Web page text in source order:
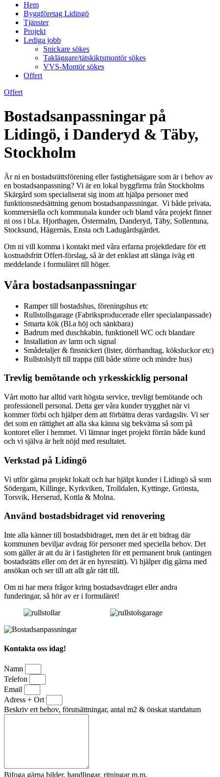
Hem
Byggföretag Lidingö
Tjänster
Projekt
Lediga jobb
Snickare sökes
Takläggare/tätskiktsmontör sökes
VVS-Montör sökes
Offert
Offert
Bostadsanpassningar på
Lidingö, i Danderyd & Täby,
Stockholm
Är ni en bostadsrättsförening eller fastighetsägare som är i behov av
en bostadsanpassning? Vi är en lokal byggfirma från Stockholms
Skärgård som specialiserat sig inom att hjälpa personer med
funktionsnedsättning genom bostadsanpassningar. Vi både privata,
kommersiella och kommunala kunder och bland våra projekt finner
ni oss i bl.a. Hjorthagen, Östermalm, Danderyd, Täby, Sollentuna,
Stocksund, Hägernäs, Ensta och Ladugårdsgärdet.
Om ni vill komma i kontakt med våra erfarna projektledare för ett
kostnadsfritt Offert-förslag, så är det enklast att slänga iväg ett
meddelande i formuläret till höger.
Våra bostadsanpassningar
Ramper till bostadshus, föreningshus etc
Rullstollsgarage (Fabriksproducerade eller specialanpassade)
Smarta kök (Bl.a höj och sänkbara)
Badrum med duschkabin, funktionell WC och blandare
Installation av larm och signal
Smådetaljer & finsnickeri (lister, dörrhandtag, köksluckor etc)
Rullstolslyft till trappa (till både större och mindre hus)
Trevlig bemötande och yrkesskicklig personal
Vårt motto har alltid varit högsta service, trevligt bemötande och
professionell personal. Detta ger våra kunder trygghet när vi
kommer förbi och hjälper dem att förbättra deras vardagsliv. Vi ser
det som en rättighet att alla ska känna sig bekväma så som på
kontoret eller i hemmet. Vi lämnar inget projekt förrän både kund
och vi själva är helt nöjd med resultatet.
Verkstad på Lidingö
Vi utför gärna projekt lokalt och har hjälpt kunder i Lidingö så som
Södergarn, Killinge, Kyrkviken, Trolldalen, Kyttinge, Grönsta,
Torsvik, Herserud, Kottla & Molna.
Använd bostadsbidraget vid renovering
Inte alla känner till bostadsbidraget, men det är ett bidrag där
kommunen beviljar avdrag för personer med speciella behov. Det
som gäller är att du är i fastigheten för ett permanent bruk (antingen
bostadsrätts eller om det är en hyresrätt). Vi hjälper dig gärna med
ansökan och ser till att allt går rätt till.
Om ni har mera frågor kring bostadsavdraget eller andra
funderingar, så hör av er i formuläret!
Kontakta oss idag!
Namn
Telefon
Email
Adress + Ort
Beskriv ert behov, förutsättningar, antal m2 & önskat startdatum
Bifoga gärna bilder, handlingar, ritningar m.m.